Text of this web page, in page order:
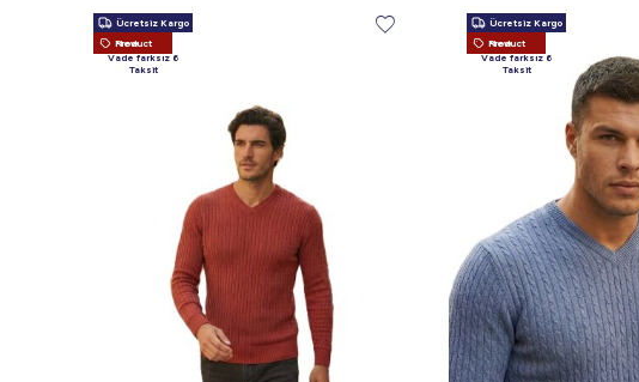
Ücretsiz Kargo
New Product
Vade farksız 6
Taksit
Ücretsiz Kargo
New Product
Vade farksız 6
Taksit